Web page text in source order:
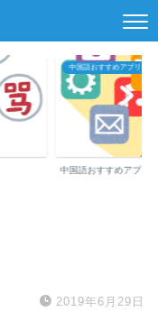
中国語おすすめアプリ・参
中国語おすすめアプリ
2019年6月29日